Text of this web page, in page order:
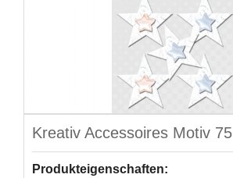
Kreativ Accessoires Motiv 75
Produkteigenschaften: